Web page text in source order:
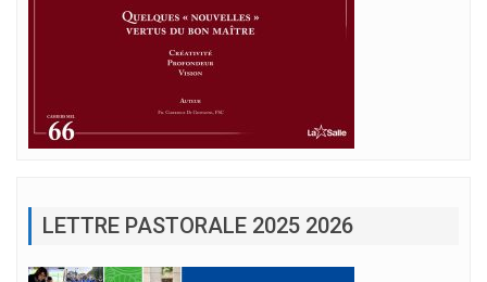
LETTRE PASTORALE 2025 2026